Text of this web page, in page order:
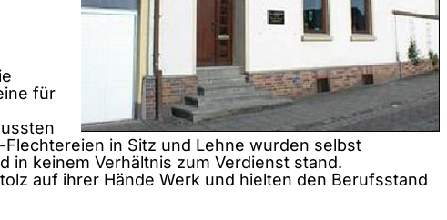
für
in Sitz und Lehne wurden selbst
keinem Verhältnis zum Verdienst stand.
auf ihrer Hände Werk und hielten den Berufsstand